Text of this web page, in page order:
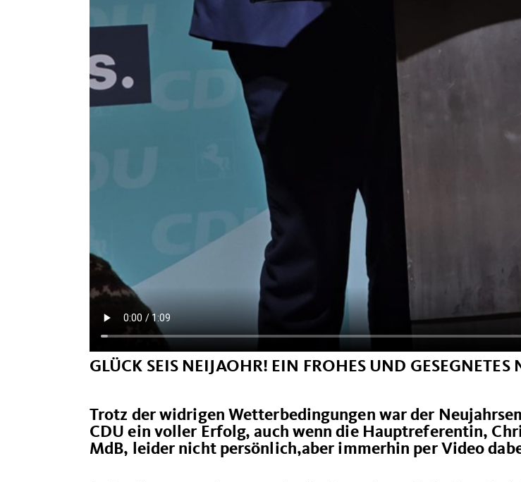
GLÜCK SEIS NEIJAOHR! EIN FROHES UND GESEGNETES
Trotz der widrigen Wetterbedingungen war der
CDU ein voller Erfolg, auch wenn die Hauptreferentin,
MdB, leider nicht persönlich,aber immerhin per Video